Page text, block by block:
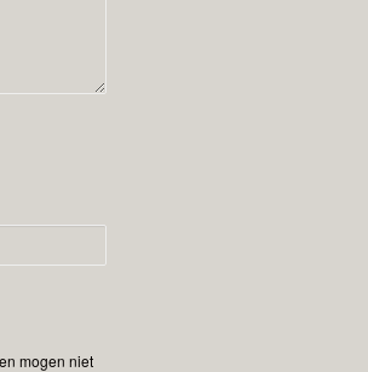
mogen niet